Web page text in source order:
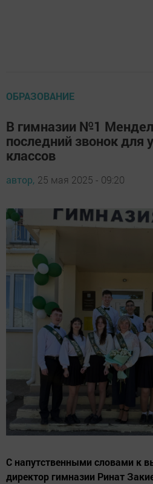
ОБРАЗОВАНИЕ
В гимназии №1
последний звонок для
классов
автор, 25 мая 2025 - 09:20
С напутственными словами к
директор гимназии Ринат